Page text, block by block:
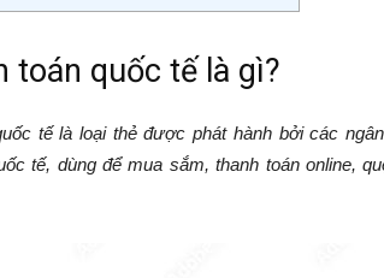
toán quốc tế là gì?
tế là loại thẻ được phát hành bởi các
tế, dùng để mua sắm, thanh toán online,